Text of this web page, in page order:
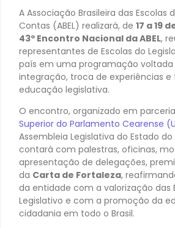
A Associação Brasileira das Escolas
Contas (ABEL) realizará, de 17 a 19
43º Encontro Nacional da ABEL,
representantes de Escolas do
país em uma programação
integração, troca de experiências
educação legislativa.
O encontro, organizado em
Superior do Parlamento Cearense
Assembleia Legislativa do Estado do
contará com palestras, oficinas,
apresentação de delegações,
da Carta de Fortaleza,
da entidade com a valorização das
Legislativo e com a promoção da
cidadania em todo o Brasil.